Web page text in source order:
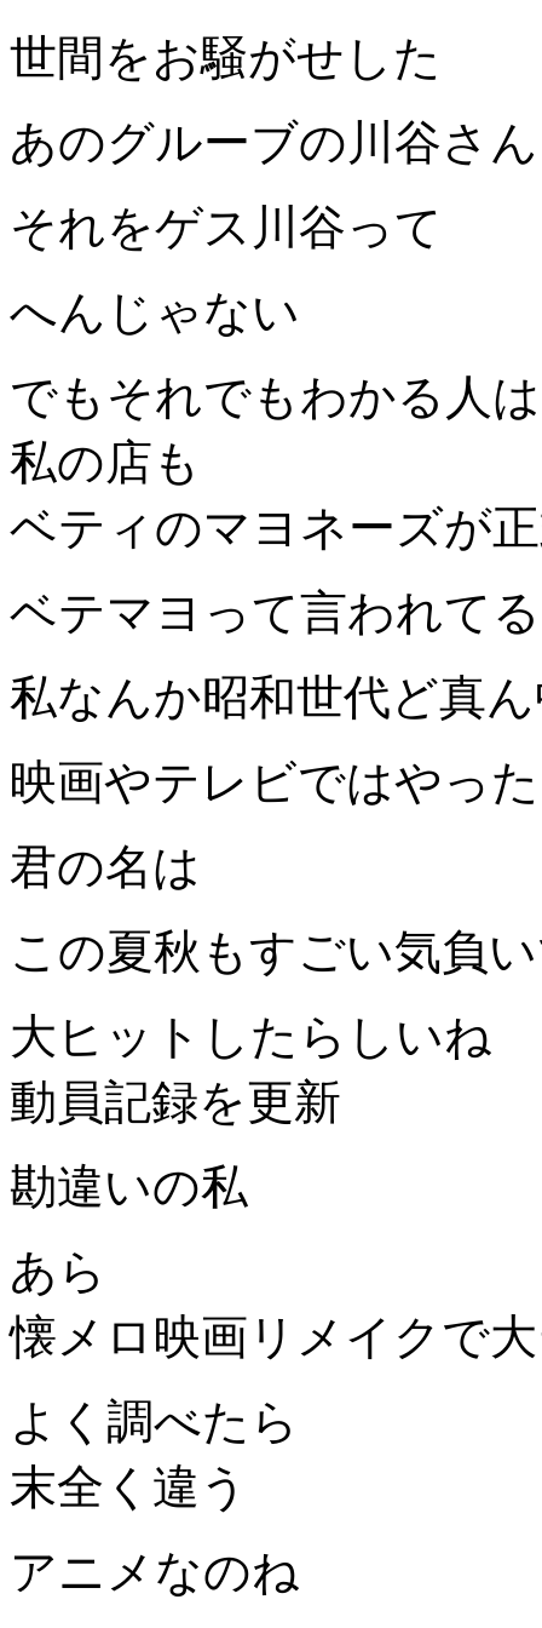
世間をお騒がせした
あのグルーブの川谷さ
それをゲス川谷って
へんじゃない
でもそれでもわかる人
私の店も
ベティのマヨネーズが
ベテマヨって言われて
私なんか昭和世代ど真
映画やテレビではやっ
君の名は
この夏秋もすごい気負
大ヒットしたらしいね
動員記録を更新
勘違いの私
あら
懐メロ映画リメイクで
よく調べたら
末全く違う
アニメなのね